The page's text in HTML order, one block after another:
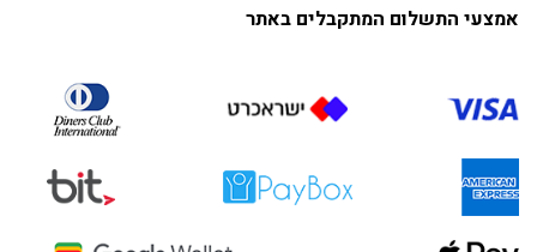
אמצעי התשלום המתקבלים באתר